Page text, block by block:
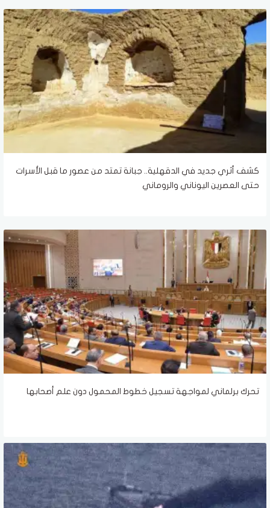
كشف أثري جديد في الدقهلية.. جبانة تمتد من عصور ما قبل الأسرات
حتى العصرين اليوناني والروماني
تحرك برلماني لمواجهة تسجيل خطوط المحمول دون علم أصحابها